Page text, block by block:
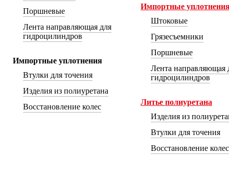
Поршневые
Лента направляющая для
гидроцилиндров
Импортные уплотнения
Втулки для точения
Изделия из полиуретана
Восстановление колес
Импортные
Штоковые
Грязесъемники
Поршневые
Лента направляющая
гидроцилиндров
Литье полиуретана
Изделия из
Втулки для точения
Восстановление колес